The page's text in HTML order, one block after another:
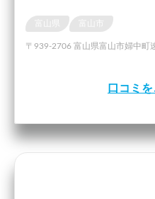
〒939-2706 富山県富山市婦中町
口コミ